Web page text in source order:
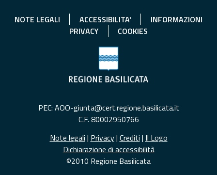
NOTE LEGALI ACCESSIBILITA'
INFORMAZIONI
PRIVACY
COOKIES
PEC: AOO-giunta@cert.regione.basilicata.it
C.F. 80002950766
Note legali | Privacy| Crediti | Il Logo
Dichiarazione di accessibilità
©2010 Regione Basilicata